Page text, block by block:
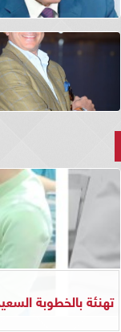
تهنئة بالخطوبة